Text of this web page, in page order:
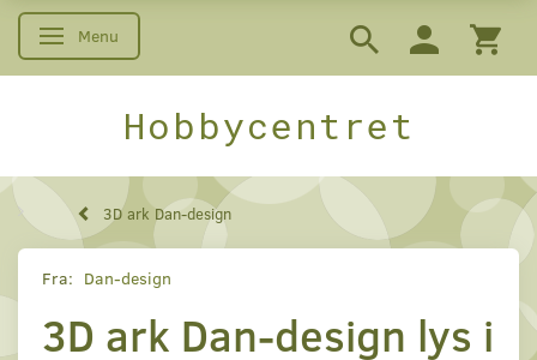
Skifte navigation
Menu
Hobbycentret
3D ark Dan-design
Fra: Dan-design
3D ark Dan-design lys i